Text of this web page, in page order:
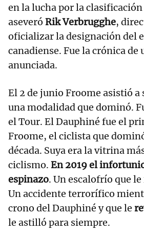
en la lucha por la
aseveró Rik Verbrugghe,
oficializar la designación del
canadiense. Fue la crónica de
anunciada.
El 2 de junio Froome asistió
una modalidad que dominó.
el Tour. El Dauphiné fue el
Froome, el ciclista que
década. Suya era la vitrina
ciclismo. En 2019 el
espinazo. Un escalofrío que
Un accidente terrorífico
crono del Dauphiné y que le
le astilló para siempre.